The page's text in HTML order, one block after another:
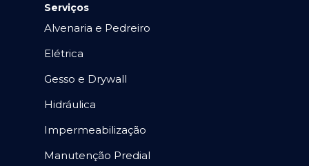
Serviços
Alvenaria e Pedreiro
Elétrica
Gesso e Drywall
Hidráulica
Impermeabilização
Manutenção Predial